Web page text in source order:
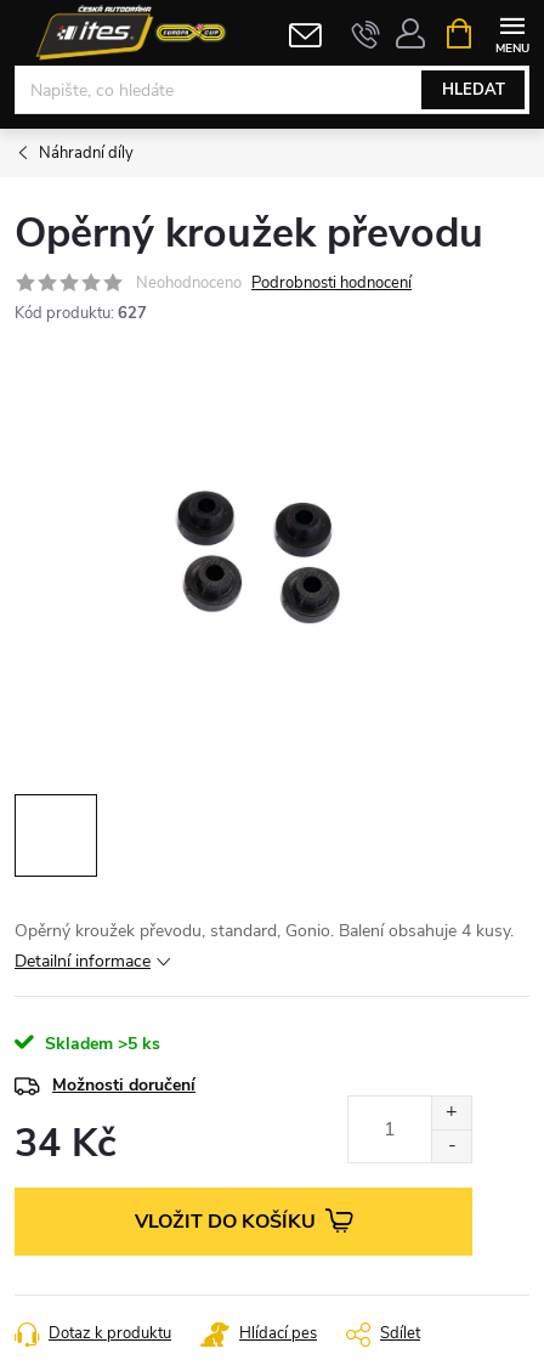
obsah
HLEDAT
NÁKUPNÍ
KOŠÍK
Náhradní díly
Opěrný kroužek převodu
Neohodnoceno Podrobnosti hodnocení
Kód produktu: 627
Opěrný kroužek převodu, standard, Gonio. Balení obsahuje 4 kusy.
Detailní informace
Skladem >5 ks
Možnosti doručení
34 Kč
VLOŽIT DO KOŠÍKU
Dotaz k produktu Hlídací pes Sdílet